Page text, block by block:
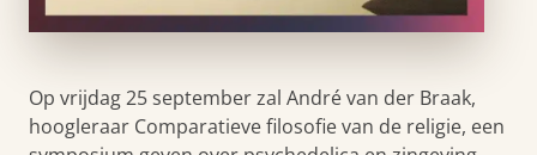
Op vrijdag 25 september zal André van der Braak,
hoogleraar Comparatieve filosofie van de religie, een